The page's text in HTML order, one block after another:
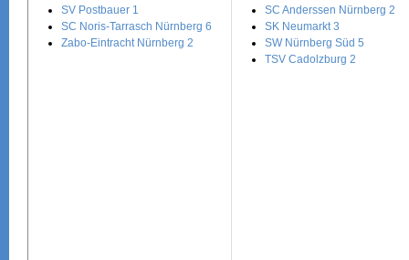
SV Postbauer 1
SC Noris-Tarrasch Nürnberg 6
Zabo-Eintracht Nürnberg 2
SC Anderssen Nürnberg 2
SK Neumarkt 3
SW Nürnberg Süd 5
TSV Cadolzburg 2